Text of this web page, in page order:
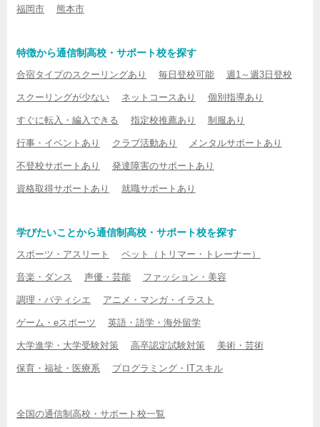
福岡市 熊本市
特徴から通信制高校・サポート校を探す
合宿タイプのスクーリングあり 毎日登校可能 週1～週3日登校
スクーリングが少ない ネットコースあり 個別指導あり
すぐに転入・編入できる 指定校推薦あり 制服あり
行事・イベントあり クラブ活動あり メンタルサポートあり
不登校サポートあり 発達障害のサポートあり
資格取得サポートあり 就職サポートあり
学びたいことから通信制高校・サポート校を探す
スポーツ・アスリート ペット（トリマー・トレーナー）
音楽・ダンス 声優・芸能 ファッション・美容
調理・パティシエ アニメ・マンガ・イラスト
ゲーム・eスポーツ 英語・語学・海外留学
大学進学・大学受験対策 高卒認定試験対策 美術・芸術
保育・福祉・医療系 プログラミング・ITスキル
全国の通信制高校・サポート校一覧